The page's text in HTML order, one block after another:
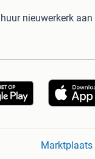
nieuwerkerk
Marktplaats